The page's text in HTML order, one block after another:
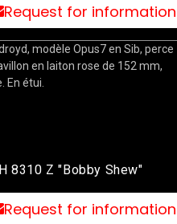
Request for information
modèle Opus7 en Sib, perce
en laiton rose de 152 mm,
En étui.
8310 Z "Bobby Shew"
Request for information